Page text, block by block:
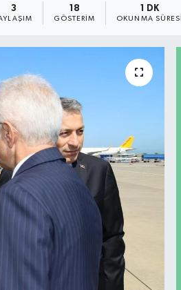
3 18
GÖSTERIM
1 DK
OKUNMA SÜRESI